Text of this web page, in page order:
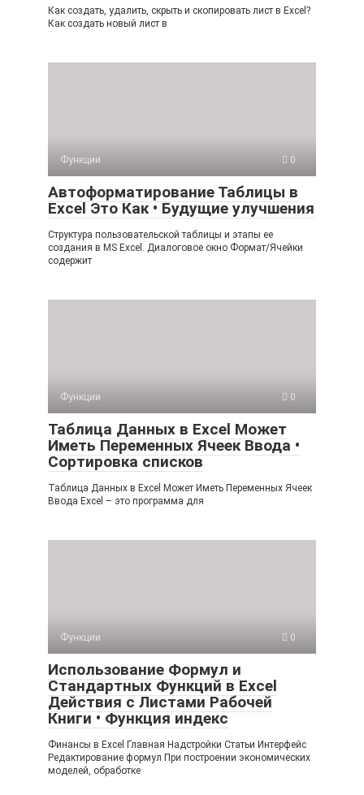
Как создать, удалить, скрыть и скопировать лист в Excel?
Как создать новый лист в
Функции 0
Автоформатирование Таблицы в
Excel Это Как • Будущие улучшения
Структура пользовательской таблицы и этапы ее
создания в MS Excel. Диалоговое окно Формат/Ячейки
содержит
Функции 0
Таблица Данных в Excel Может
Иметь Переменных Ячеек Ввода •
Сортировка списков
Таблица Данных в Excel Может Иметь Переменных Ячеек
Ввода Excel – это программа для
Функции 0
Использование Формул и
Стандартных Функций в Excel
Действия с Листами Рабочей
Книги • Функция индекс
Финансы в Excel Главная Надстройки Статьи Интерфейс
Редактирование формул При построении экономических
моделей, обработке